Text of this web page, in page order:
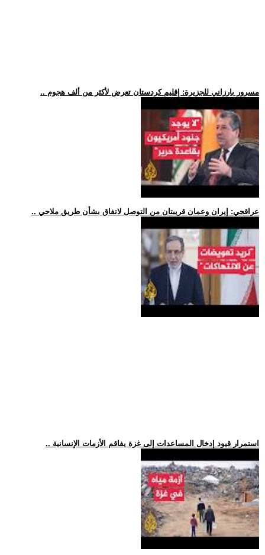
.. مسرور بارزاني للجزيرة: إقليم كردستان تعرض لأكثر من ألف هجوم
.. عراقجي: إيران وعمان قريبتان من التوصل لاتفاق بشأن طريق ملاحي
.. استمرار قيود إدخال المساعدات إلى غزة يفاقم الأزمات الإنسانية